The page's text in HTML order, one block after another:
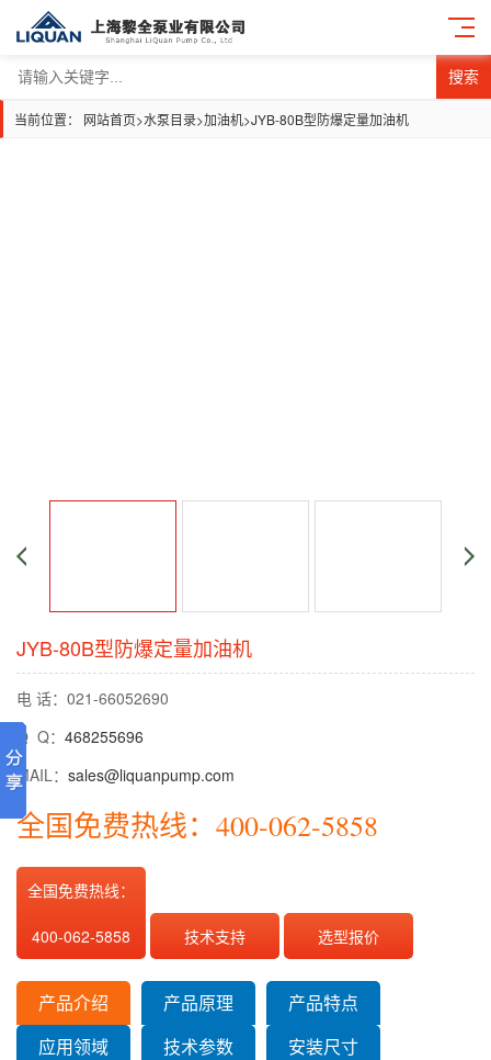
搜索
当前位置： 网站首页>水泵目录>加油机>JYB-80B型防爆定量加油机
JYB-80B型防爆定量加油机
电 话：021-66052690
Q Q： 468255696
MAIL： sales@liquanpump.com
全国免费热线：400-062-5858
全国免费热线：
400-062-5858 技术支持 选型报价
产品介绍 产品原理
产品特点
应用领域
技术参数
安装尺寸